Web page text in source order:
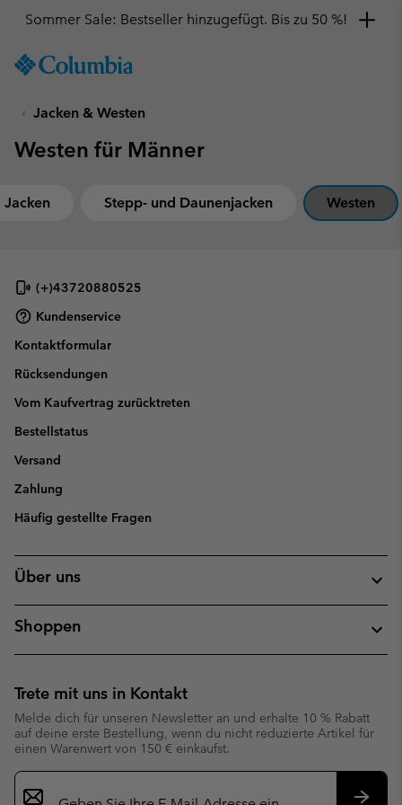
TO
SKIP
MAIN
SKIP
Sommer Sale: Bestseller hinzugefügt. Bis zu 50 %!
Jacken & Westen
Westen für Männer
Jacken Stepp- und Daunenjacken Westen
(+)43720880525
Kundenservice
Kontaktformular
Rücksendungen
Vom Kaufvertrag zurücktreten
Bestellstatus
Versand
Zahlung
Häufig gestellte Fragen
Über uns
Shoppen
Trete mit uns in Kontakt
Melde dich für unseren Newsletter an und erhalte 10 % Rabatt
auf deine erste Bestellung, wenn du nicht reduzierte Artikel für
einen Warenwert von 150 € einkaufst.
Newsletter-
Anmeldung